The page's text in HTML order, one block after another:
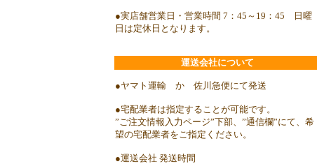
●実店舗営業日・営業時間 7：45～19：45 日曜
日は定休日となります。
運送会社について
●ヤマト運輸 か 佐川急便にて発送
●宅配業者は指定することが可能です。
”ご注文情報入力ページ”下部、”通信欄”にて、希
望の宅配業者をご指定ください。
●運送会社 発送時間